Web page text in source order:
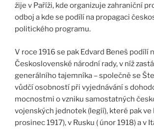
žije v Paříži, kde organizuje zahraniční
odboj a kde se podílí na propagaci
politického programu.
V roce 1916 se pak Edvard Beneš podílí
Československé národní rady, v níž
generálního tajemníka – společně se
vůdčí osobností při vyjednávání s
mocnostmi o vzniku samostatných
vojenských jednotek (legií), které pak ve
prosinec 1917), v Rusku ( únor 1918) a v